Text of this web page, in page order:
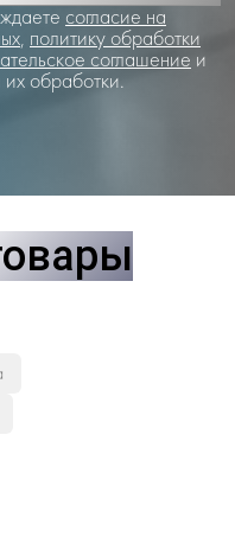
согласие на
, политику обработки
соглашение и
обработки.